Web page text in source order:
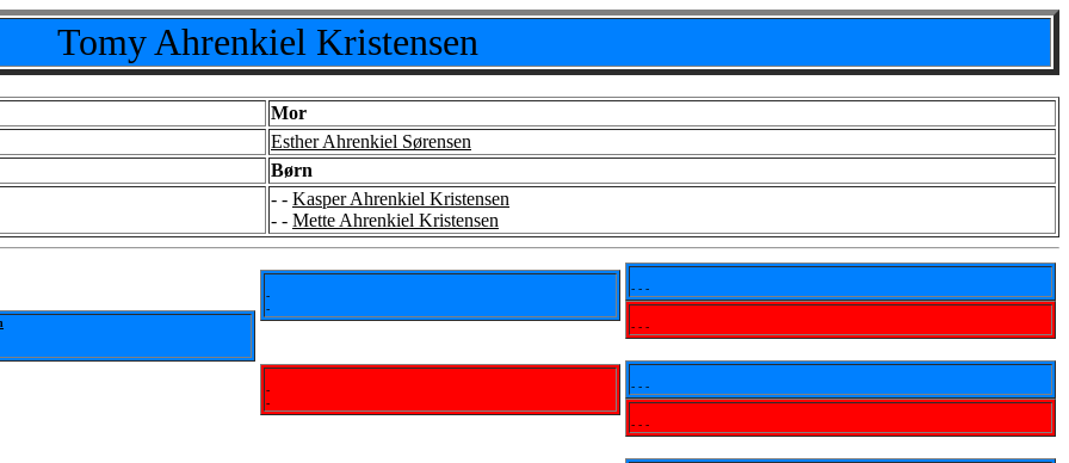
Tomy Ahrenkiel Kristensen
Mor
Esther Ahrenkiel Sørensen
Børn
- - Kasper Ahrenkiel Kristensen
- - Mette Ahrenkiel Kristensen
-
-
-
-
- - -
- - -
- - -
- - -